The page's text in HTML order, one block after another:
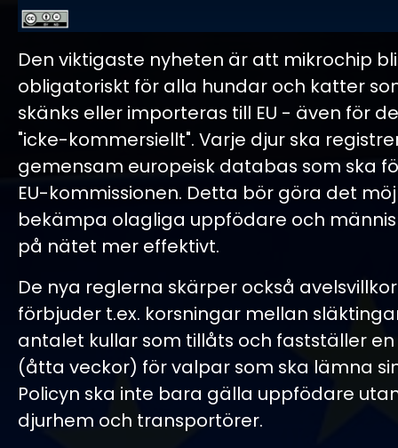
Den viktigaste nyheten är att mikrochip
obligatoriskt för alla hundar och katter
skänks eller importeras till EU - även för
"icke-kommersiellt". Varje djur ska
gemensam europeisk databas som ska
EU-kommissionen. Detta bör göra det
bekämpa olagliga uppfödare och
på nätet mer effektivt.
De nya reglerna skärper också
förbjuder t.ex. korsningar mellan
antalet kullar som tillåts och fastställer
(åtta veckor) för valpar som ska lämna
Policyn ska inte bara gälla uppfödare
djurhem och transportörer.